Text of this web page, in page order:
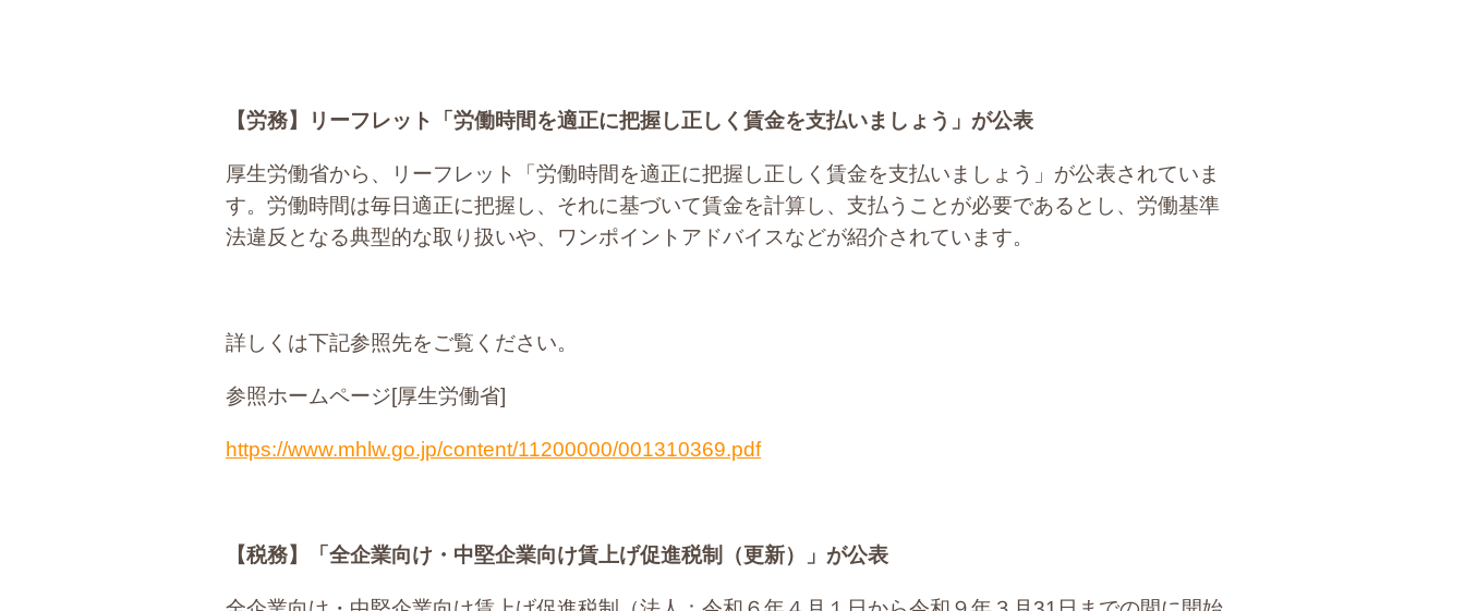
【労務】 リーフレット「労働時間を適正に把握し正しく賃金を支払いましょう」が公表
厚生労働省から、リーフレット「労働時間を適正に把握し正しく賃金を支払いましょう」が公表されていま
す。労働時間は毎日適正に把握し、それに基づいて賃金を計算し、支払うことが必要であるとし、労働基準
法違反となる典型的な取り扱いや、ワンポイントアドバイスなどが紹介されています。
詳しくは下記参照先をご覧ください。
参照ホームページ[厚生労働省]
https://www.mhlw.go.jp/content/11200000/001310369.pdf
【税務】 「全企業向け・中堅企業向け賃上げ促進税制（更新）」が公表